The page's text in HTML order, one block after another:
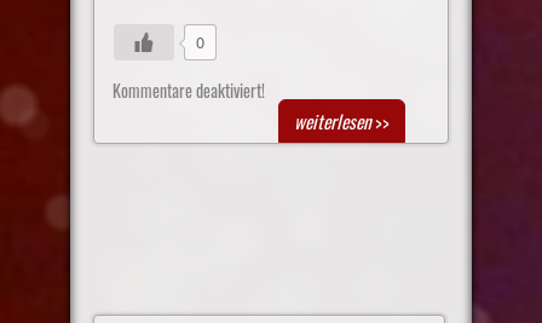
0
Kommentare deaktiviert!
weiterlesen>>